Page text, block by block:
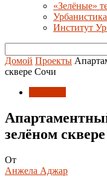
«Зелёные»
Урбанистика
Институт
Домой Проекты
сквере Сочи
зелёном
От
Анжела Аджар